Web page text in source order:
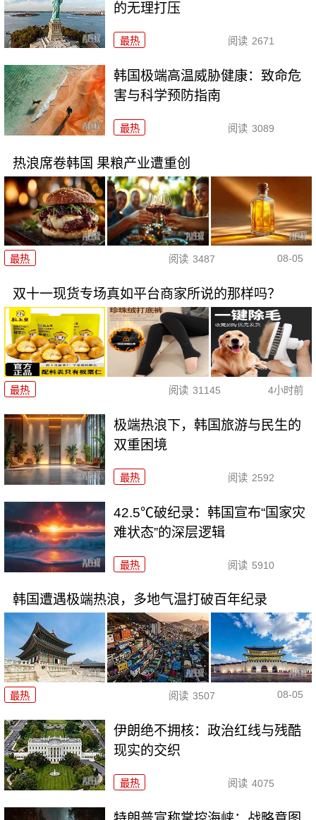
的无理打压
最热 阅读 2671
韩国极端高温威胁健康：致命危
害与科学预防指南
最热 阅读 3089
热浪席卷韩国 果粮产业遭重创
最热 阅读 3487 08-05
双十一现货专场真如平台商家所说的那样吗？
最热 阅读 31145 4小时前
极端热浪下，韩国旅游与民生的
双重困境
最热 阅读 2592
42.5℃破纪录：韩国宣布“国家灾
难状态”的深层逻辑
最热 阅读 5910
韩国遭遇极端热浪，多地气温打破百年纪录
最热 阅读 3507 08-05
伊朗绝不拥核：政治红线与残酷
现实的交织
最热 阅读 4075